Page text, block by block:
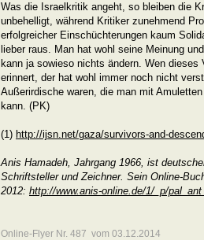
Was die Israelkritik angeht, so bleiben die
unbehelligt, während Kritiker zunehmend
erfolgreicher Einschüchterungen kaum
lieber raus. Man hat wohl seine Meinung
kann ja sowieso nichts ändern. Wen dieses
erinnert, der hat wohl immer noch nicht
Außerirdische waren, die man mit
kann. (PK)
(1) http://ijsn.net/gaza/survivors-and-
Anis Hamadeh, Jahrgang 1966, ist
Schriftsteller und Zeichner. Sein Online-
2012: http://www.anis-online.de/1/_p/
Online-Flyer Nr. 487 vom 03.12.2014